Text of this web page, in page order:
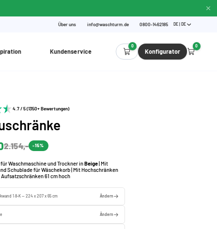
Über uns info@waschturm.de 0800-1462185 DE | DE
Kundenservice
0
Konfigurator
0
4.7 / 5 (1350+ Bewertungen)
2.154,- -15%
Waschmaschine und Trockner inBeige| Mit
Schublade für Wäschekorb | Mit Hochschränken
61 cm hoch
1.8-K — 224 x 207 x 65 cm Ändern
Ändern